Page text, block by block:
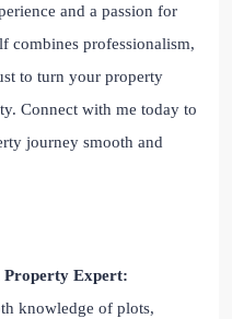
and a passion for
combines professionalism,
to turn your property
Connect with me today to
journey smooth and
Property Expert:
knowledge of plots,